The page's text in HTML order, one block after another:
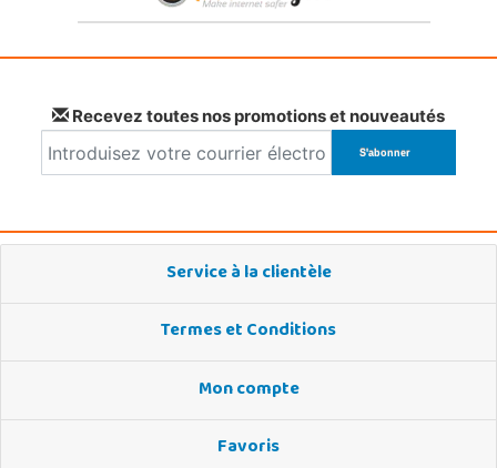
Recevez toutes nos promotions et nouveautés
Service à la clientèle
Termes et Conditions
Mon compte
Favoris